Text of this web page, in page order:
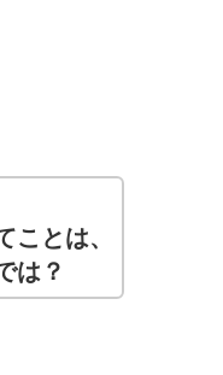
ことは、
は？